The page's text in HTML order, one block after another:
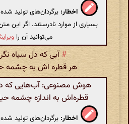
اخطار: برگردان‌های تولید
بسیاری از موارد نادرستند. اگر این
می‌توانید آن را
#آبی که دل سیاه
هر قطره اش به چشمه
هوش مصنوعی: آب‌هایی که
قطره‌اش به اندازه چشمه
اخطار: برگردان‌های تولید